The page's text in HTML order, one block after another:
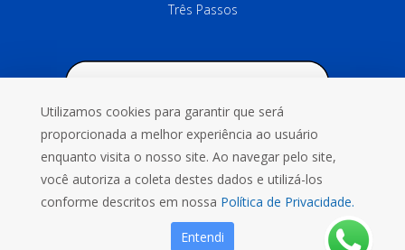
Três Passos
Utilizamos cookies para garantir que será
proporcionada a melhor experiência ao usuário
enquanto visita o nosso site. Ao navegar pelo site,
você autoriza a coleta destes dados e utilizá-los
conforme descritos em nossa Política de Privacidade.
Entendi